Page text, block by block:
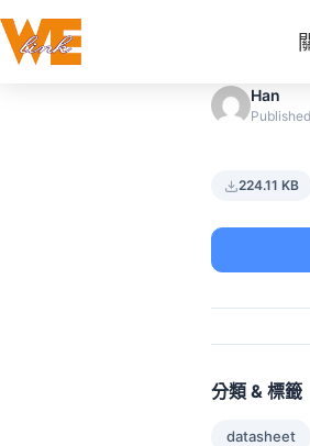
Han
224.11 KB
分類 & 標籤
datasheet